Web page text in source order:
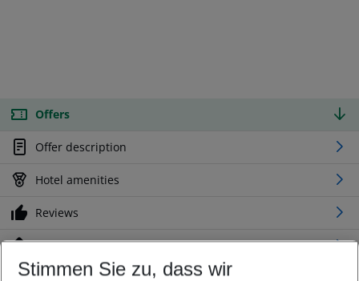
Offers
Offer description
Hotel amenities
Reviews
Location
Stimmen Sie zu, dass wir